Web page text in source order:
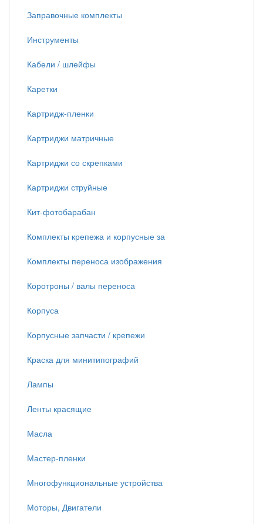
Заправочные комплекты
Инструменты
Кабели / шлейфы
Каретки
Картридж-пленки
Картриджи матричные
Картриджи со скрепками
Картриджи струйные
Кит-фотобарабан
Комплекты крепежа и корпусные за
Комплекты переноса изображения
Коротроны / валы переноса
Корпуса
Корпусные запчасти / крепежи
Краска для минитипографий
Лампы
Ленты красящие
Масла
Мастер-пленки
Многофункциональные устройства
Моторы, Двигатели